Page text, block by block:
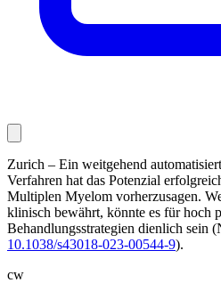
Zurich – Ein weitgehend
Verfahren hat das Potenzial
Multiplen Myelom vorherzusagen.
klinisch bewährt, könnte es für hoch
Behandlungsstrategien dienlich sein (
10.1038/s43018-​023-00544-9).
cw